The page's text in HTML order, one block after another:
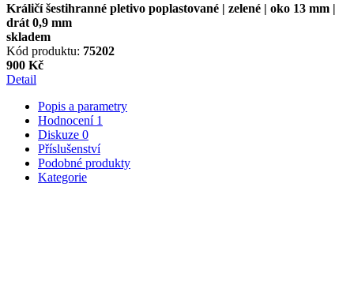
Králičí šestihranné pletivo poplastované | zelené | oko 13 mm |
drát 0,9 mm
skladem
Kód produktu: 75202
900 Kč
Detail
Popis a parametry
Hodnocení 1
Diskuze 0
Příslušenství
Podobné produkty
Kategorie